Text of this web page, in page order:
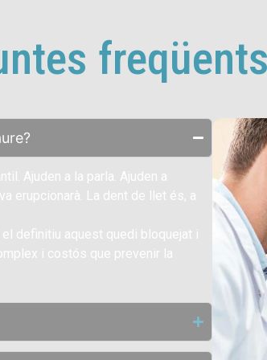
Ajuden a la parla. Ajuden a
erupcionarà. La dent de llet és, a
definitiu aquest quedi bloquejat i
i costós que prevenir la